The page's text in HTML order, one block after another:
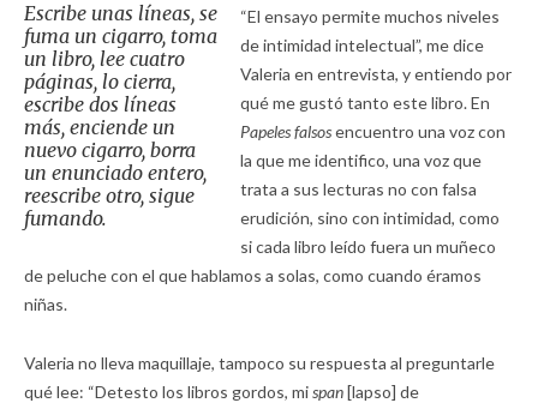
Escribe unas líneas, se
fuma un cigarro, toma
un libro, lee cuatro
páginas, lo cierra,
escribe dos líneas
más, enciende un
nuevo cigarro, borra
un enunciado entero,
reescribe otro, sigue
fumando.
“El ensayo permite muchos niveles
de intimidad intelectual”, me dice
Valeria en entrevista, y entiendo por
qué me gustó tanto este libro. En
Papeles falsosencuentro una voz con
la que me identifico, una voz que
trata a sus lecturas no con falsa
erudición, sino con intimidad, como
si cada libro leído fuera un muñeco
de peluche con el que hablamos a solas, como cuando éramos
niñas.
Valeria no lleva maquillaje, tampoco su respuesta al preguntarle
qué lee: “Detesto los libros gordos, mispan[lapso] de